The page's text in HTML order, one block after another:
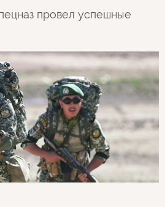
провел успешные